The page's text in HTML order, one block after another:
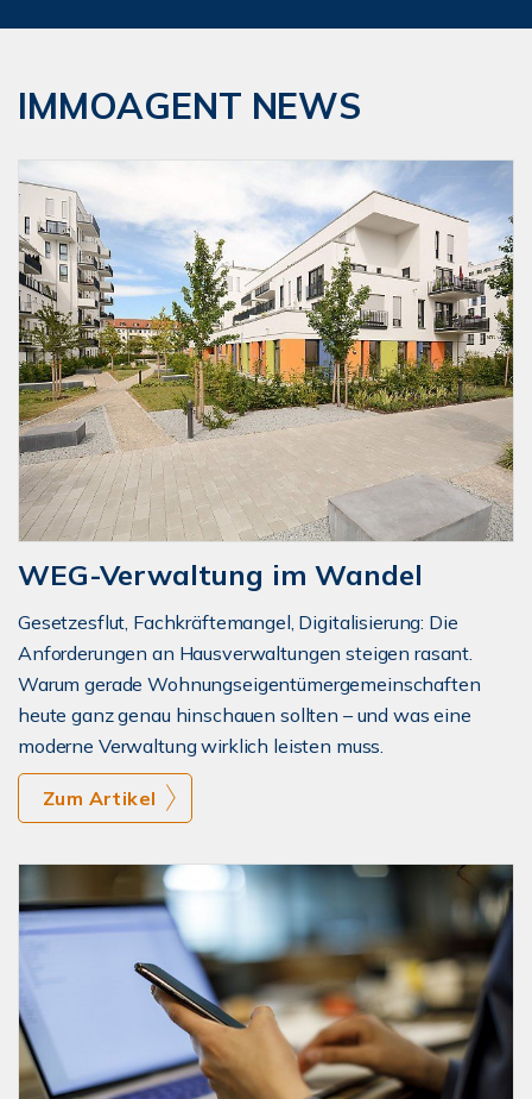
IMMOAGENT NEWS
WEG-Verwaltung im Wandel
Gesetzesflut, Fachkräftemangel, Digitalisierung: Die
Anforderungen an Hausverwaltungen steigen rasant.
Warum gerade Wohnungseigentümergemeinschaften
heute ganz genau hinschauen sollten – und was eine
moderne Verwaltung wirklich leisten muss.
Zum Artikel